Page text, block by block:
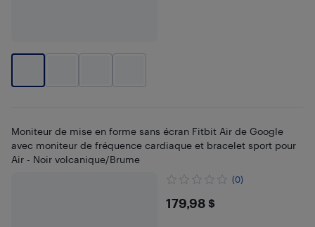
Moniteur de mise en forme sans écran Fitbit Air de Google
avec moniteur de fréquence cardiaque et bracelet sport pour
Air - Noir volcanique/Brume
(0)
$179.98
179,98 $